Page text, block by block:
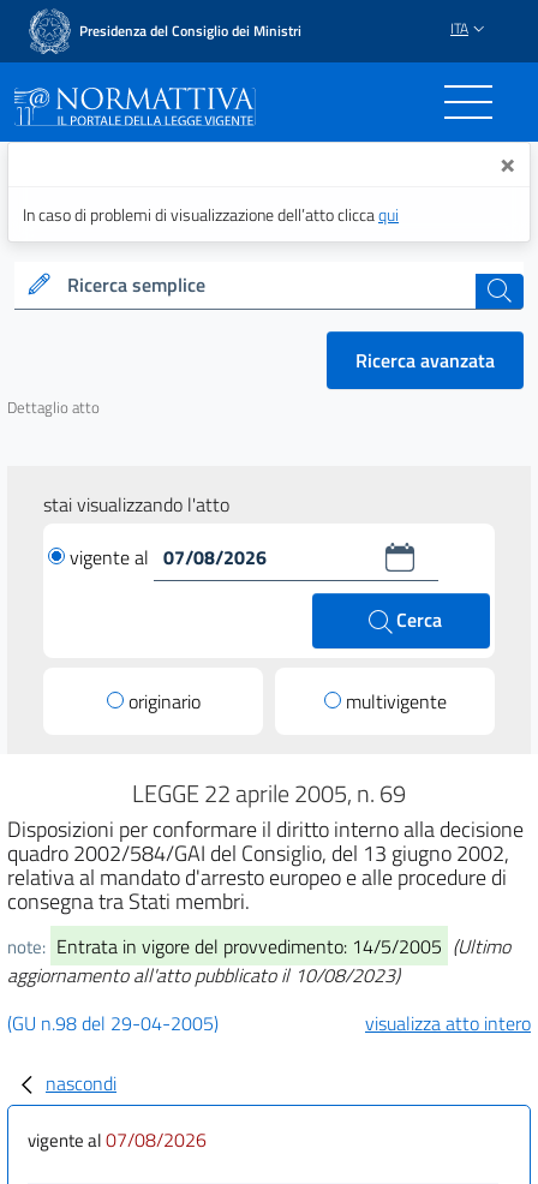
Presidenza del Consiglio dei Ministri ITA
Normattiva - Il portale ×
In caso di problemi di visualizzazione dell’atto cliccaqui
Ricerca semplice cerca
Ricerca avanzata
Dettaglio atto
stai visualizzando l'atto
vigente al
Cerca
originario multivigente
LEGGE 22 aprile 2005, n. 69
Disposizioni per conformare il diritto interno alla decisione
quadro 2002/584/GAI del Consiglio, del 13 giugno 2002,
relativa al mandato d'arresto europeo e alle procedure di
consegna tra Stati membri.
note: Entrata in vigore del provvedimento: 14/5/2005 (Ultimo
aggiornamento all'atto pubblicato il 10/08/2023)
(GU n.98 del 29-04-2005)
visualizza atto intero
nascondi
vigente al07/08/2026